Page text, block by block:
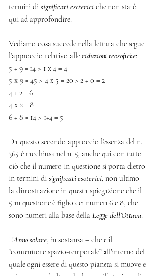
termini di significati esoterici che non starò
qui ad approfondire.
Vediamo cosa succede nella lettura che segue
l’approccio relativo alle riduzioni teosofiche:
5 + 9 = 14 > 1 x 4 = 4
5 x 9 = 45 > 4 x 5 = 20 > 2 + 0 = 2
4 + 2 = 6
4 x 2 = 8
6 + 8 = 14 > 1+4 = 5
Da questo secondo approccio l’essenza del n.
365 è racchiusa nel n. 5, anche qui con tutto
ciò che il numero in questione si porta dietro
in termini di significati esoterici, non ultimo
la dimostrazione in questa spiegazione che il
5 in questione è figlio dei numeri 6 e 8, che
sono numeri alla base della Legge dell’Ottava.
L’Anno solare, in sostanza – che è il
“contenitore spazio-temporale” all’interno del
quale ogni essere di questo pianeta si muove e